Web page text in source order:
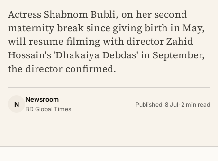
Actress Shabnom Bubli, on her second
maternity break since giving birth in May,
will resume filming with director Zahid
Hossain's 'Dhakaiya Debdas' in September,
the director confirmed.
N
Newsroom
BD Global Times
Published: 8 Jul· 2 min read